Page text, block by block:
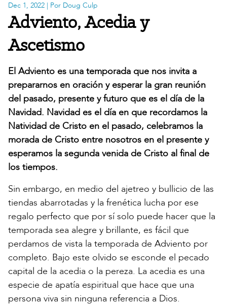
Dec 1, 2022 | Por Doug Culp
Adviento, Acedia y
Ascetismo
El Adviento es una temporada que nos invita a
prepararnos en oración y esperar la gran reunión
del pasado, presente y futuro que es el día de la
Navidad. Navidad es el día en que recordamos la
Natividad de Cristo en el pasado, celebramos la
morada de Cristo entre nosotros en el presente y
esperamos la segunda venida de Cristo al final de
los tiempos.
Sin embargo, en medio del ajetreo y bullicio de las
tiendas abarrotadas y la frenética lucha por ese
regalo perfecto que por sí solo puede hacer que la
temporada sea alegre y brillante, es fácil que
perdamos de vista la temporada de Adviento por
completo. Bajo este olvido se esconde el pecado
capital de la acedia o la pereza. La acedia es una
especie de apatía espiritual que hace que una
persona viva sin ninguna referencia a Dios.